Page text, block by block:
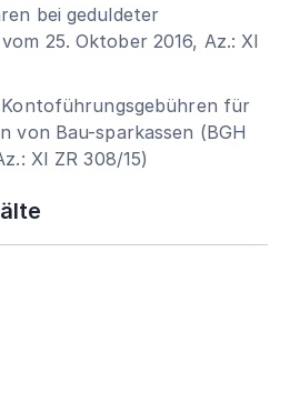
bei geduldeter
25. Oktober 2016, Az.: XI
für
von Bau-sparkassen (BGH
XI ZR 308/15)